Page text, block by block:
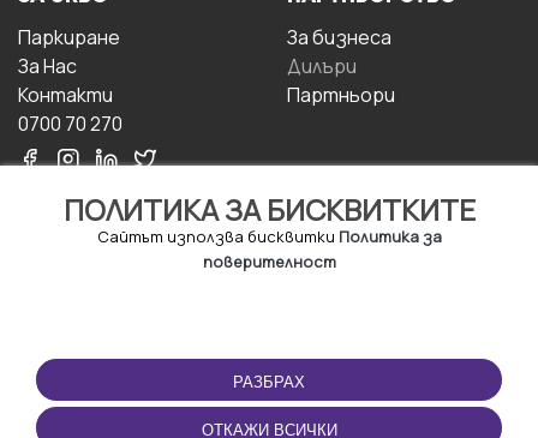
ПОЛИТИКА ЗА БИСКВИТКИТЕ
Сайтът използва бисквитки Политика за
поверителност
РАЗБРАХ
ОТКАЖИ ВСИЧКИ
Паркиране
За Hас
Контакти
0700 70 270
За бизнесa
Дилъри
Партньори
ПОЛЗВАНЕ
Правила и условия за
ползване
ПРИЛОЖЕНИЕТО